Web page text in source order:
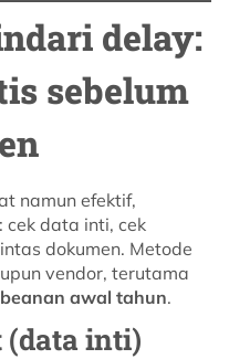
delay:
sebelum
namun efektif,
cek data inti, cek
dokumen. Metode
vendor, terutama
awal tahun.
(data inti)